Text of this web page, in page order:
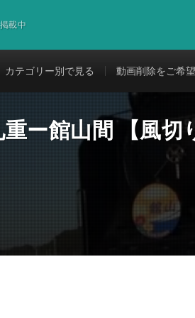
載中
カテゴリー別で見る 動画削除をご希
ー館山間 【風切